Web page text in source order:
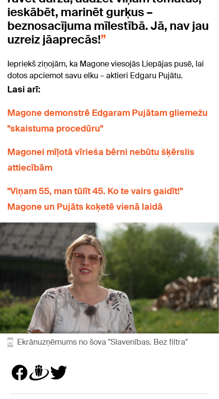
ieskābēt, marinēt gurķus –
beznosacījuma mīlestībā. Jā, nav jau
uzreiz jāaprecās!
Iepriekš ziņojām, ka Magone viesojās Liepājas pusē, lai
dotos apciemot savu elku – aktieri Edgaru Pujātu.
Lasi arī:
Magone demonstrē Edgaram Pujātam gliemežu
"skaistuma procedūru"
Magonei mīļotā vīrieša bērni nebūtu šķērslis
attiecībām
"Viņam 55, man tūlīt 45. Ko te vairs gaidīt!"
Magone un Pujāts koķetē vienā laidā
Ekrānuzņēmums no šova "Slavenības. Bez filtra"